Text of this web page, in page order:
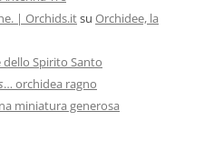
| Orchids.itsu Orchidee, la
dello Spirito Santo
… orchidea ragno
miniatura generosa